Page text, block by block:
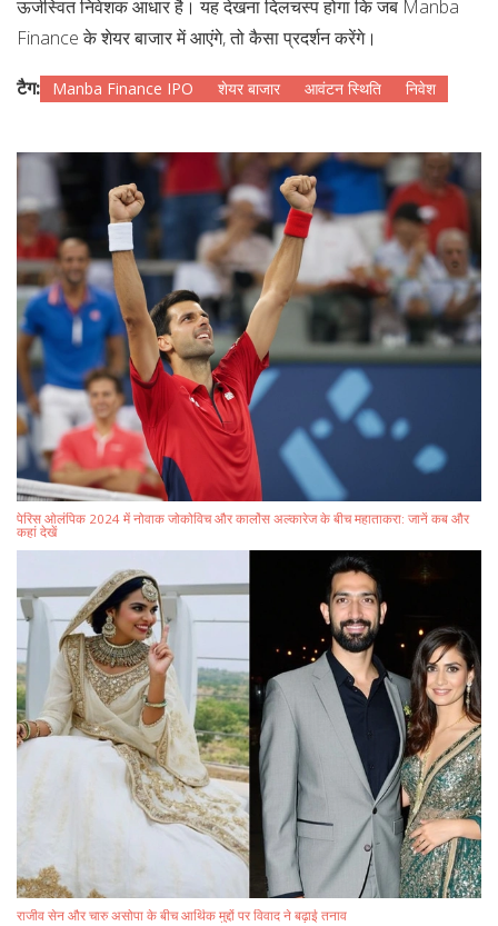
ऊर्जस्वित निवेशक आधार है। यह देखना दिलचस्प होगा कि जब Manba
Finance के शेयर बाजार में आएंगे, तो कैसा प्रदर्शन करेंगे।
टैग: Manba Finance IPO शेयर बाजार आवंटन स्थिति निवेश
पेरिस ओलंपिक 2024 में नोवाक जोकोविच और कार्लोस अल्कारेज के बीच महाताकरा: जानें कब और
कहां देखें
राजीव सेन और चारु असोपा के बीच आर्थिक मुद्दों पर विवाद ने बढ़ाई तनाव